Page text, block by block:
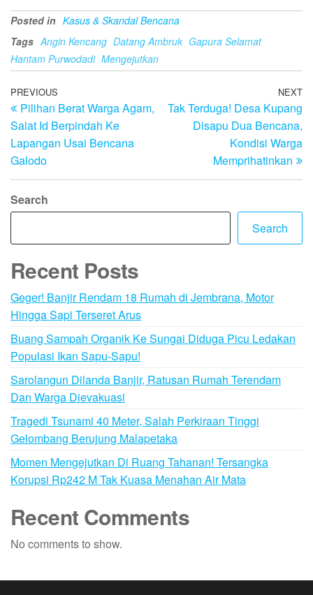
Posted in Kasus & Skandal Bencana
Tags Angin Kencang Datang Ambruk Gapura Selamat
Hantam Purwodadi Mengejutkan
Post
navigation
Previous
Post
PREVIOUS
Pilihan Berat Warga Agam,
Salat Id Berpindah Ke
Lapangan Usai Bencana
Galodo
NEXT
Tak Terduga! Desa Kupang
Disapu Dua Bencana,
Kondisi Warga
Memprihatinkan
Search
Search
Recent Posts
Geger! Banjir Rendam 18 Rumah di Jembrana, Motor
Hingga Sapi Terseret Arus
Buang Sampah Organik Ke Sungai Diduga Picu Ledakan
Populasi Ikan Sapu-Sapu!
Sarolangun Dilanda Banjir, Ratusan Rumah Terendam
Dan Warga Dievakuasi
Tragedi Tsunami 40 Meter, Salah Perkiraan Tinggi
Gelombang Berujung Malapetaka
Momen Mengejutkan Di Ruang Tahanan! Tersangka
Korupsi Rp242 M Tak Kuasa Menahan Air Mata
Recent Comments
No comments to show.